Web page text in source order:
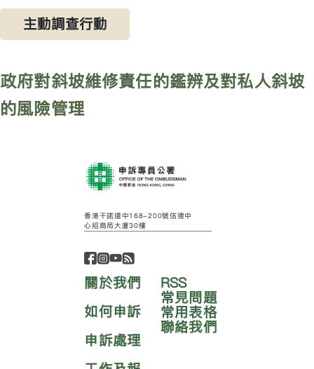
主動調查行動
政府對斜坡維修責任的鑑辨及對私人斜坡
的風險管理
香港干諾道中168-200號信德中
心招商局大廈30樓
關於我們
如何申訴
申訴處理
RSS
常見問題
常用表格
聯絡我們